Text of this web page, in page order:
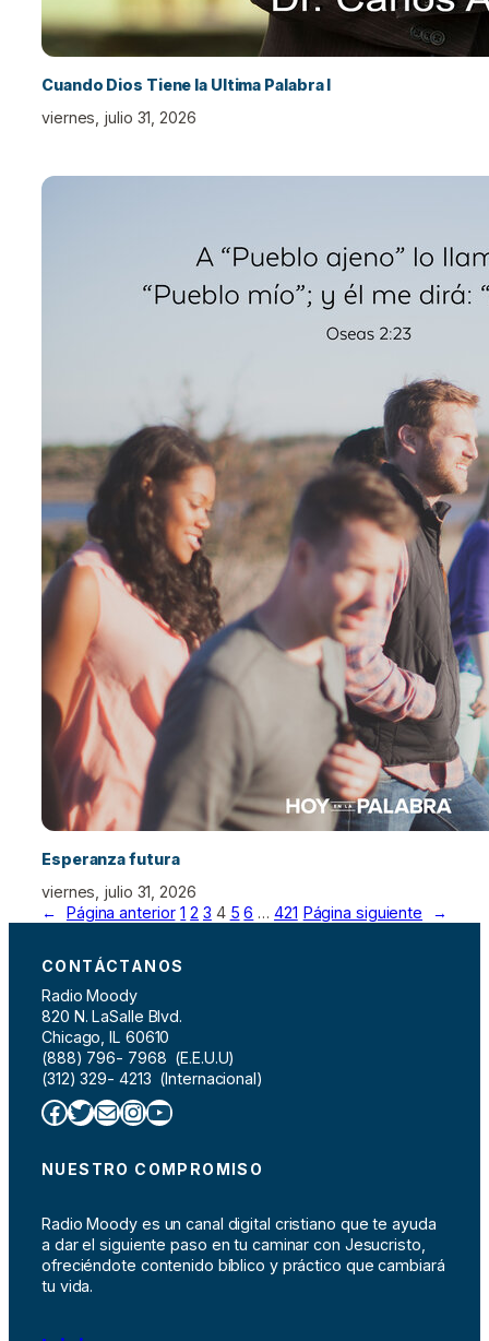
Cuando Dios Tiene la Ultima Palabra I
viernes, julio 31, 2026
Esperanza futura
viernes, julio 31, 2026
←
Página anterior 1 2 3 4 5 6 … 421 Página siguiente →
CONTÁCTANOS
Radio Moody
820 N. LaSalle Blvd.
Chicago, IL 60610
(888) 796- 7968 (E.E.U.U)
(312) 329- 4213 (Internacional)
Facebook Twitter Correo electrónico InstagramYouTube
NUESTRO COMPROMISO
Radio Moody es un canal digital cristiano que te ayuda
a dar el siguiente paso en tu caminar con Jesucristo,
ofreciéndote contenido bíblico y práctico que cambiará
tu vida.